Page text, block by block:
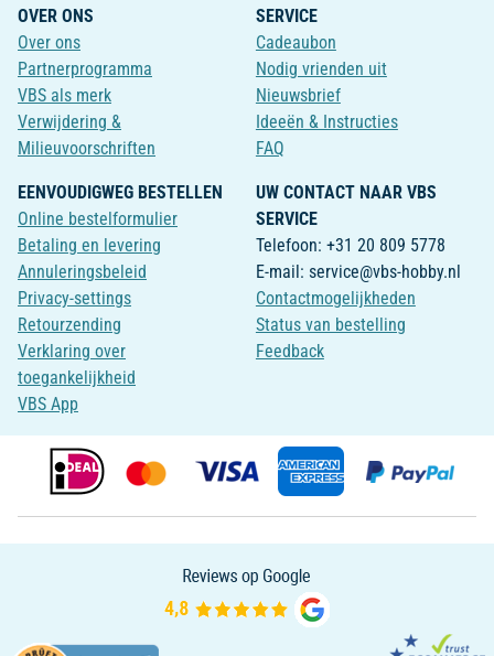
OVER ONS
Over ons
Partnerprogramma
VBS als merk
Verwijdering &
Milieuvoorschriften
SERVICE
Cadeaubon
Nodig vrienden uit
Nieuwsbrief
Ideeën & Instructies
FAQ
EENVOUDIGWEG BESTELLEN
Online bestelformulier
Betaling en levering
Annuleringsbeleid
Privacy-settings
Retourzending
Verklaring over
toegankelijkheid
VBS App
UW CONTACT NAAR VBS
SERVICE
Telefoon: +31 20 809 5778
E-mail: service@vbs-hobby.nl
Contactmogelijkheden
Status van bestelling
Feedback